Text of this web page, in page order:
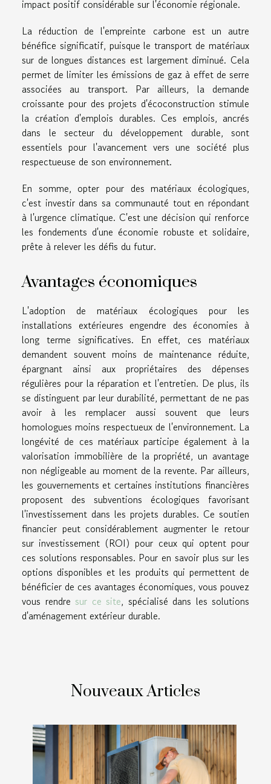
impact positif considérable sur l'économie régionale.
La réduction de l'empreinte carbone est un autre
bénéfice significatif, puisque le transport de matériaux
sur de longues distances est largement diminué. Cela
permet de limiter les émissions de gaz à effet de serre
associées au transport. Par ailleurs, la demande
croissante pour des projets d'écoconstruction stimule
la création d'emplois durables. Ces emplois, ancrés
dans le secteur du développement durable, sont
essentiels pour l'avancement vers une société plus
respectueuse de son environnement.
En somme, opter pour des matériaux écologiques,
c'est investir dans sa communauté tout en répondant
à l'urgence climatique. C'est une décision qui renforce
les fondements d'une économie robuste et solidaire,
prête à relever les défis du futur.
Avantages économiques
L'adoption de matériaux écologiques pour les
installations extérieures engendre des économies à
long terme significatives. En effet, ces matériaux
demandent souvent moins de maintenance réduite,
épargnant ainsi aux propriétaires des dépenses
régulières pour la réparation et l'entretien. De plus, ils
se distinguent par leur durabilité, permettant de ne pas
avoir à les remplacer aussi souvent que leurs
homologues moins respectueux de l'environnement. La
longévité de ces matériaux participe également à la
valorisation immobilière de la propriété, un avantage
non négligeable au moment de la revente. Par ailleurs,
les gouvernements et certaines institutions financières
proposent des subventions écologiques favorisant
l'investissement dans les projets durables. Ce soutien
financier peut considérablement augmenter le retour
sur investissement (ROI) pour ceux qui optent pour
ces solutions responsables. Pour en savoir plus sur les
options disponibles et les produits qui permettent de
bénéficier de ces avantages économiques, vous pouvez
vous rendre sur ce site, spécialisé dans les solutions
d'aménagement extérieur durable.
Nouveaux Articles